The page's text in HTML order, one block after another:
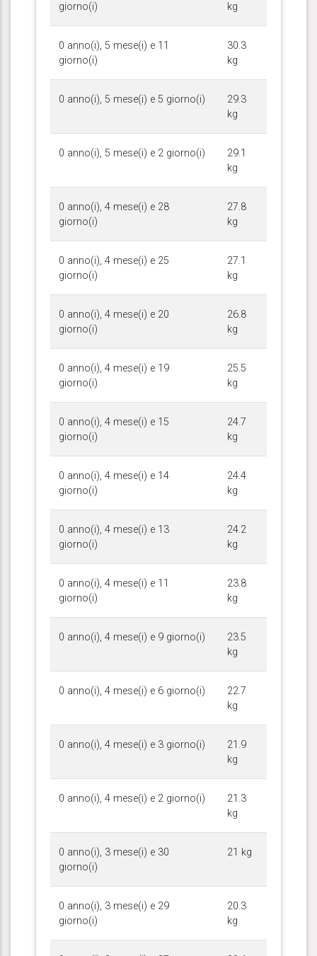
giorno(i)
kg
0 anno(i), 5 mese(i) e 11
giorno(i)
30.3
kg
0 anno(i), 5 mese(i) e 5 giorno(i)
29.3
kg
0 anno(i), 5 mese(i) e 2 giorno(i)
29.1
kg
0 anno(i), 4 mese(i) e 28
giorno(i)
27.8
kg
0 anno(i), 4 mese(i) e 25
giorno(i)
27.1
kg
0 anno(i), 4 mese(i) e 20
giorno(i)
26.8
kg
0 anno(i), 4 mese(i) e 19
giorno(i)
25.5
kg
0 anno(i), 4 mese(i) e 15
giorno(i)
24.7
kg
0 anno(i), 4 mese(i) e 14
giorno(i)
24.4
kg
0 anno(i), 4 mese(i) e 13
giorno(i)
24.2
kg
0 anno(i), 4 mese(i) e 11
giorno(i)
23.8
kg
0 anno(i), 4 mese(i) e 9 giorno(i)
23.5
kg
0 anno(i), 4 mese(i) e 6 giorno(i)
22.7
kg
0 anno(i), 4 mese(i) e 3 giorno(i)
21.9
kg
0 anno(i), 4 mese(i) e 2 giorno(i)
21.3
kg
0 anno(i), 3 mese(i) e 30
giorno(i)
21 kg
0 anno(i), 3 mese(i) e 29
giorno(i)
20.3
kg